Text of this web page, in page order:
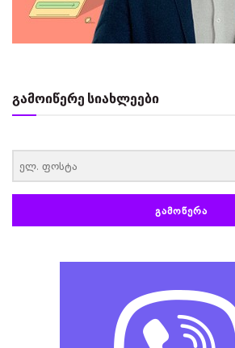
გამოიწერე სიახლეები
ᲒᲐᲛᲝᲬᲔᲠᲐ